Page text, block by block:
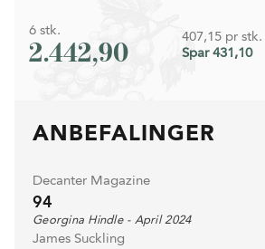
6 stk.
2.442,90
407,15 pr stk.
Spar 431,10
ANBEFALINGER
Decanter Magazine
94
Georgina Hindle - April 2024
James Suckling